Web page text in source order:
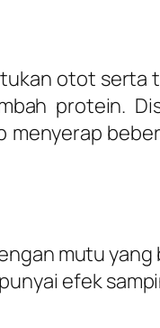
otot serta
protein.
mutu yang
efek